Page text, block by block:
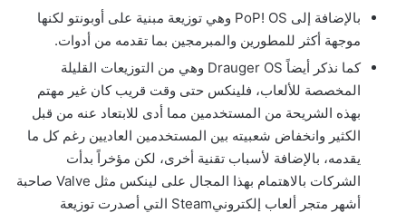
بالإضافة إلى PoP! OS وهي توزيعة مبنية على أوبونتو لكنها
موجهة أكثر للمطورين والمبرمجين بما تقدمه من أدوات.
كما نذكر أيضاً Drauger OS وهي من التوزيعات القليلة
المخصصة للألعاب، فلينكس حتى وقت قريب كان غير مهتم
بهذه الشريحة من المستخدمين مما أدى للابتعاد عنه من قبل
الكثير وانخفاض شعبيته بين المستخدمين العاديين رغم كل ما
يقدمه، بالإضافة لأسباب تقنية أخرى، لكن مؤخراً بدأت
الشركات بالاهتمام بهذا المجال على لينكس مثل Valve صاحبة
أشهر متجر ألعاب إلكترونيSteam التي أصدرت توزيعة